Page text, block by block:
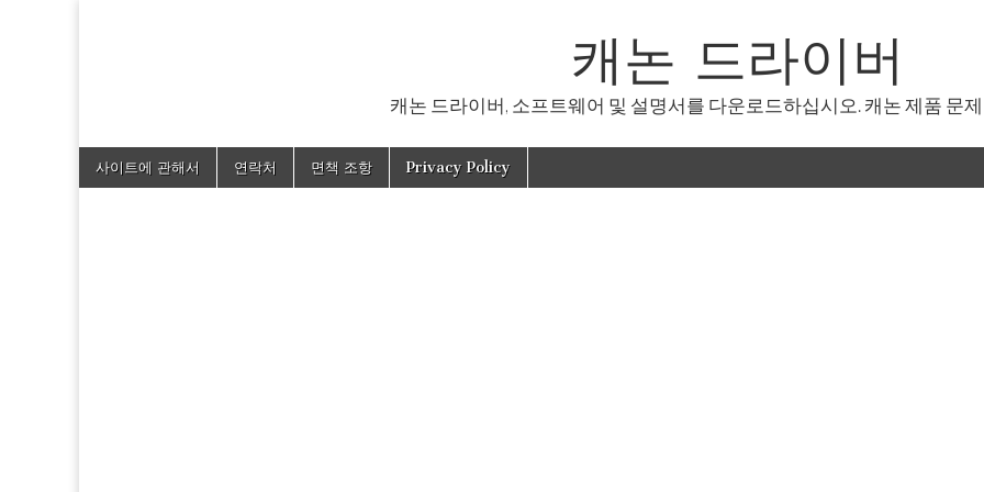
캐논 드라이버
캐논 드라이버, 소프트웨어 및 설명서를 다운로드하십시오. 캐논 제품 문
Main
menu
Skip
사이트에 관해서 연락처 면책 조항 Privacy Policy